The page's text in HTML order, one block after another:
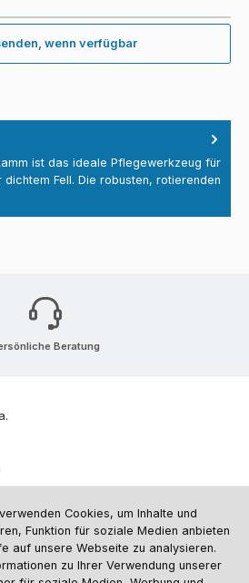
wenn verfügbar
ist das ideale Pflegewerkzeug für
Fell. Die robusten, rotierenden
Beratung
.
Cookies, um Inhalte und
Funktion für soziale Medien anbieten
auf unsere Webseite zu analysieren.
zu Ihrer Verwendung unserer